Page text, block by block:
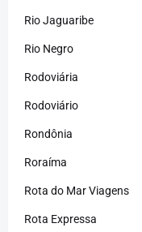
Rio Jaguaribe
Rio Negro
Rodoviária
Rodoviário
Rondônia
Roraíma
Rota do Mar Viagens
Rota Expressa